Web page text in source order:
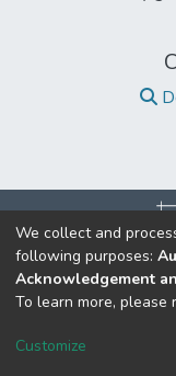
©2017
Institución de
por el
Cookie
We collect and
following purposes:
Acknowledgement
To learn more, please
Customize